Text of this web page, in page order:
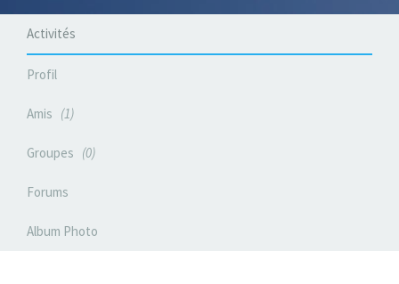
Activités
Profil
Amis 1
Groupes 0
Forums
Album Photo